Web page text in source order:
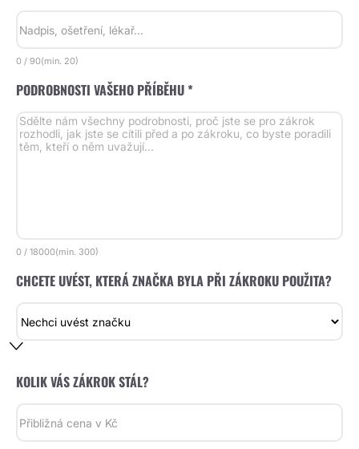
0 / 90(min. 20)
PODROBNOSTI VAŠEHO PŘÍBĚHU *
0 / 18000(min. 300)
CHCETE UVÉST, KTERÁ ZNAČKA BYLA PŘI ZÁKROKU POUŽITA?
KOLIK VÁS ZÁKROK STÁL?